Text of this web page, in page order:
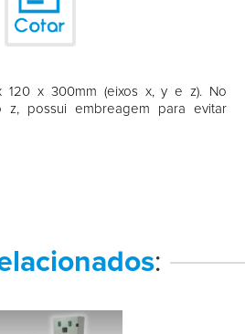
120 x 300mm (eixos x, y e z). No
z, possui embreagem para evitar
: